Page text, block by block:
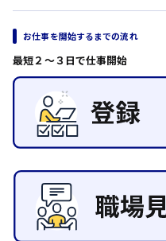
接客
洗い場
営業
ラウンダー営業
ルート営業
その他の専門職
施工管理
自動車整備士
配送・ドライバー
東広島市
安芸高田市
日給8000円～
お仕事を開始するまでの流れ
最短２〜３日で仕事開始